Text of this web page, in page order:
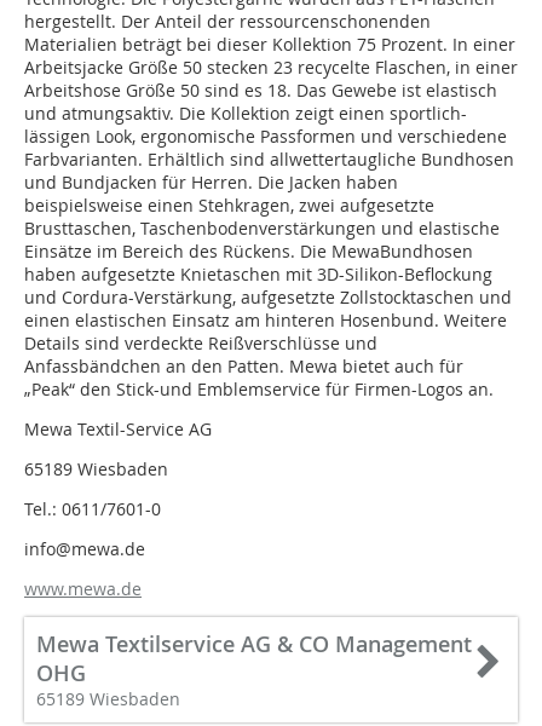
hergestellt. Der Anteil der ressourcenschonenden
Materialien beträgt bei dieser Kollektion 75 Prozent. In einer
Arbeitsjacke Größe 50 stecken 23 recycelte Flaschen, in einer
Arbeitshose Größe 50 sind es 18. Das Gewebe ist elastisch
und atmungsaktiv. Die Kollektion zeigt einen sportlich-
lässigen Look, ergonomische Passformen und verschiedene
Farbvarianten. Erhältlich sind allwettertaugliche Bundhosen
und Bundjacken für Herren. Die Jacken haben
beispielsweise einen Stehkragen, zwei aufgesetzte
Brusttaschen, ­Taschenbodenverstärkungen und elastische
Einsätze im Bereich des Rückens. Die MewaBundhosen
haben aufgesetzte Knietaschen mit 3D-Silikon-Beflockung
und Cordura-Verstärkung, aufgesetzte Zollstocktaschen und
einen elastischen Einsatz am hinteren Hosenbund. Weitere
Details sind verdeckte Reißverschlüsse und
Anfassbändchen an den Patten. Mewa bietet auch für
„Peak“ den Stick-und Emblemservice für Firmen-Logos an.
Mewa Textil-Service AG
65189 Wiesbaden
Tel.: 0611/7601-0
info@mewa.de
www.mewa.de
Mewa Textilservice AG & CO Management
OHG
65189 Wiesbaden